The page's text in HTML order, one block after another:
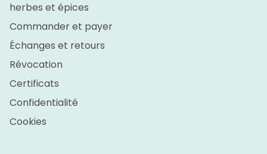
herbes et épices
Commander et payer
Échanges et retours
Révocation
Certificats
Confidentialité
Cookies